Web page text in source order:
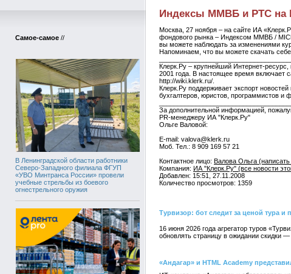
Самое-самое //
В Ленинградской области работники
Северо-Западного филиала ФГУП
«УВО Минтранса России» провели
учебные стрельбы из боевого
огнестрельного оружия
Индексы ММВБ и РТС на
Москва, 27 ноября – на сайте ИА
фондового рынка – Индексом ММВБ /
вы можете наблюдать за изменениями
Напоминаем, что вы можете скачать
Клерк.Ру – крупнейший Интернет-
2001 года. В настоящее время включает
http://wiki.klerk.ru/.
Клерк.Ру поддерживает экспорт
бухгалтеров, юристов, программистов и
За дополнительной информацией,
PR-менеджеру ИА "Клерк.Ру"
Ольге Валовой:
E-mail: valova@klerk.ru
Моб. Тел.: 8 909 169 57 21
Контактное лицо: Валова Ольга
Компания: ИА "Клерк.Ру" (все новости
Добавлен: 15:51, 27.11.2008
Количество просмотров: 1359
Турвизор: бот следит за ценой тура
16 июня 2026 года агрегатор туров
обновлять страницу в ожидании скидки
«Андагар» и HTML Academy